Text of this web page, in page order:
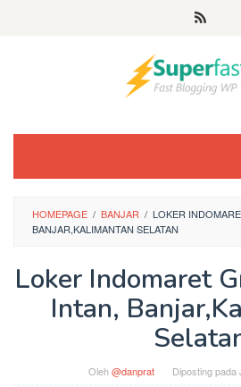
HOMEPAGE / BANJAR / LOKER
BANJAR,KALIMANTAN SELATAN
Loker Indomaret
Intan,
Oleh@danprat Diposting pada